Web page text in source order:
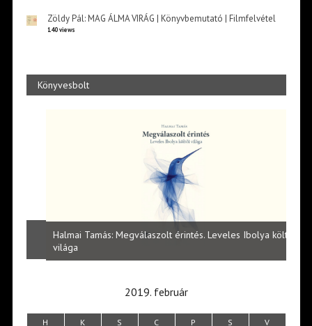
Zöldy Pál: MAG ÁLMA VIRÁG | Könyvbemutató | Filmfelvétel
140 views
Könyvesbolt
Halmai Tamás: Megválaszolt érintés. Leveles Ibolya költői
világa
2019. február
H K S C P S V